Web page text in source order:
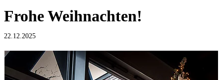
Frohe Weihnachten!
22.12.2025